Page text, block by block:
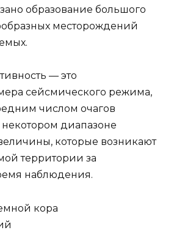
образование большого
месторождений
— это
сейсмического режима,
числом очагов
диапазоне
которые возникают
территории за
наблюдения.
кора